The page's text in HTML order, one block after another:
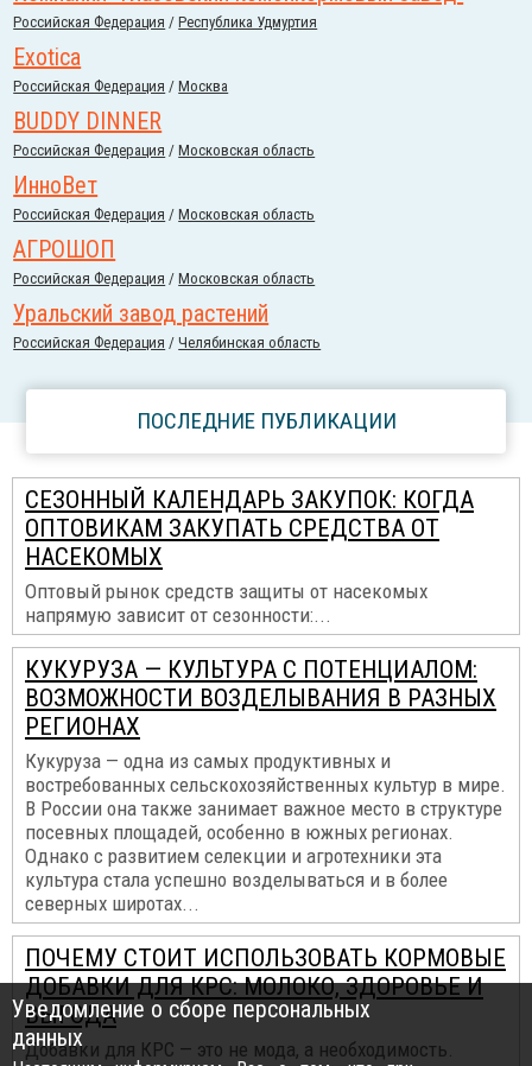
Российcкая Федерация /Республика Удмуртия
Exotica
Российcкая Федерация /Москва
BUDDY DINNER
Российcкая Федерация /Московская область
ИнноВет
Российcкая Федерация /Московская область
АГРОШОП
Российcкая Федерация /Московская область
Уральский завод растений
Российcкая Федерация /Челябинская область
ПОСЛЕДНИЕ ПУБЛИКАЦИИ
СЕЗОННЫЙ КАЛЕНДАРЬ ЗАКУПОК: КОГДА
ОПТОВИКАМ ЗАКУПАТЬ СРЕДСТВА ОТ
НАСЕКОМЫХ
Оптовый рынок средств защиты от насекомых
напрямую зависит от сезонности:...
КУКУРУЗА — КУЛЬТУРА С ПОТЕНЦИАЛОМ:
ВОЗМОЖНОСТИ ВОЗДЕЛЫВАНИЯ В РАЗНЫХ
РЕГИОНАХ
Кукуруза — одна из самых продуктивных и
востребованных сельскохозяйственных культур в мире.
В России она также занимает важное место в структуре
посевных площадей, особенно в южных регионах.
Однако с развитием селекции и агротехники эта
культура стала успешно возделываться и в более
северных широтах...
ПОЧЕМУ СТОИТ ИСПОЛЬЗОВАТЬ КОРМОВЫЕ
ДОБАВКИ ДЛЯ КРС: МОЛОКО, ЗДОРОВЬЕ И
ВЫГОДА
Добавки для КРС — это не мода, а необходимость.
Уведомление о сборе персональных
данных